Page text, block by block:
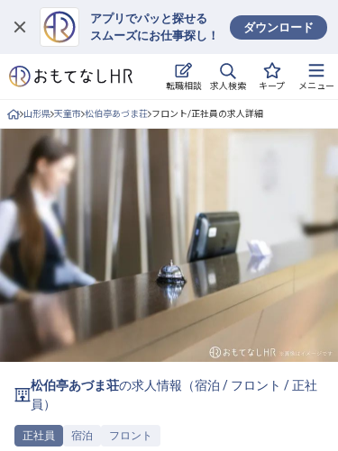
アプリでパッと探せる
スムーズにお仕事探し！
ダウンロード
転職相談 求人検索 キープ メニュー
ログイン
求人・施設を探す
キープした求人
就職・転職 合同説明会
おもてなしHRについて
ご利用の流れ
よくある質問
ホテル・宿泊業界情報コラム
無料 転職サポートに申し込む
山形県 天童市 松伯亭あづま荘 フロント/正社員の求人詳細
松伯亭あづま荘の求人情報（宿泊 / フロント /正社
員 ）
正社員 宿泊 フロント